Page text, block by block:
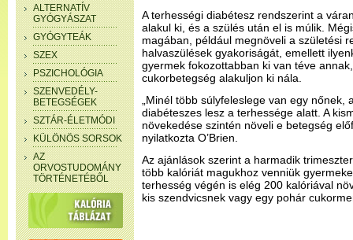
ALTERNATÍV
GYÓGYÁSZAT
GYÓGYTEÁK
SZEX
PSZICHOLÓGIA
SZENVEDÉLY-
BETEGSÉGEK
SZTÁR-ÉLETMÓDI
KÜLÖNÖS SORSOK
AZ
ORVOSTUDOMÁNY
TÖRTÉNETÉBŐL
A terhességi diabétesz rendszerint a
alakul ki, és a szülés után el is múlik.
magában, például megnöveli a születési
halvaszülések gyakoriságát, emellett
gyermek fokozottabban ki van téve
cukorbetegség alakuljon ki nála.
„Minél több súlyfeleslege van egy
diabéteszes lesz a terhessége alatt. A
növekedése szintén növeli e betegség
nyilatkozta O’Brien.
Az ajánlások szerint a harmadik
több kalóriát magukhoz venniük
terhesség végén is elég 200 kalóriával
kis szendvicsnek vagy egy pohár